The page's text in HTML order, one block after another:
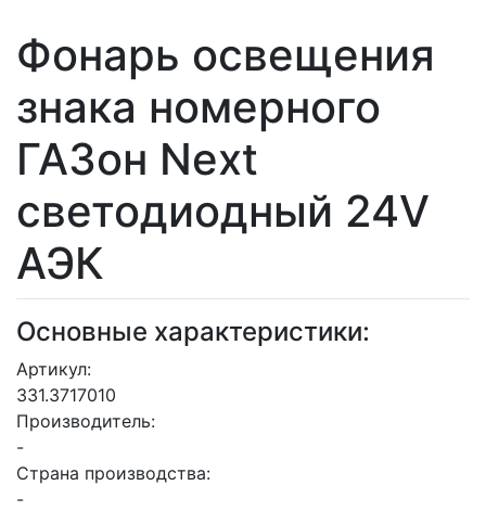
Фонарь освещения
знака номерного
ГАЗон Next
светодиодный 24V
АЭК
Основные характеристики:
Артикул:
331.3717010
Производитель:
-
Страна производства:
-